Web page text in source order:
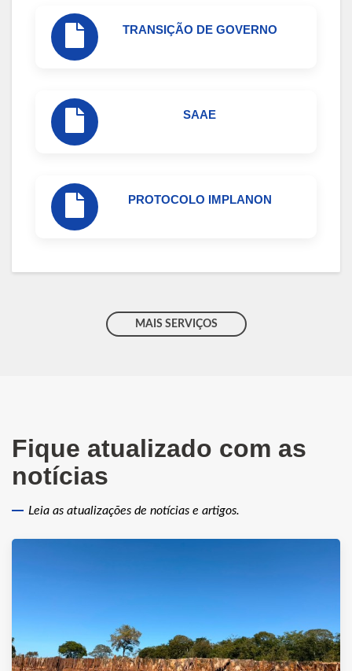
TRANSIÇÃO DE GOVERNO
SAAE
PROTOCOLO IMPLANON
MAIS SERVIÇOS
Fique atualizado com as
notícias
Leia as atualizações de notícias e artigos.